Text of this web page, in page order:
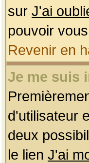
sur J'ai
pouvoir
Revenir en
Je me suis
d'utilisateur
deux
le lien J'ai